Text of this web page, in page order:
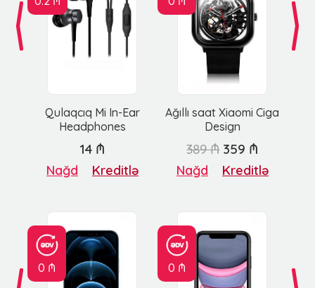
Qulaqcıq Mi In-Ear
Headphones
Ağıllı saat Xiaomi Ciga
Design
14 ₼
Nağd Kreditlə
389 ₼ 359 ₼
Nağd Kreditlə
0 ₼ 0 ₼